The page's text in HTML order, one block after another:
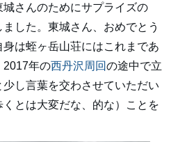
さんのためにサプライズの
した。東城さん、おめでとう
は蛭ヶ岳山荘にはこれまであ
2017年の西丹沢周回の途中で立
し言葉を交わさせていただい
とは大変だな、的な）ことを